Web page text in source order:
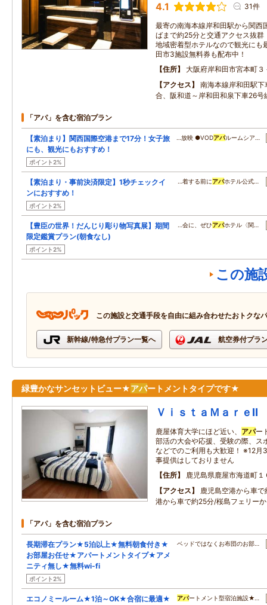
4.1 31件
最寄の南海本線岸和田駅から関西
ばまで約25分と交通アクセス抜
地域密着型ホテルなので観光にも
田市3施設無料券も配布中！
住所
大阪府岸和田市宮本町３
アクセス
南海本線岸和田駅
合、阪和道～岸和田和泉下車26号
「アパ」を含む宿泊プラン
【素泊まり】関西国際空港まで17分！女子旅
にも、観光にもおすすめ！
ポイント2%
…放映 ●VODアパルームシア…
【素泊まり・事前決済限定】1秒チェックイ
ンにおすすめ！
ポイント2%
…着する前にアパホテル公式…
【豊臣の世界！だんじり彫り物写真展】期間
限定鑑賞プラン(朝食なし)
ポイント2%
…会に、ぜひアパホテル〈関…
この施
この施設と交通手段を自由に組み合わせたおトクな
新幹線/特急付プラン一覧へ 航空券付プラ
緑豊かなサンセットビュー★アパートメントタイプです★
ＶｉｓｔａＭａｒｅⅡ
鹿屋体育大学にほど近い、 アパー
部活の大会や応援、受験の際、ス
などでのご利用も大歓迎！ ※12月
事提供はしておりません
住所
鹿児島県鹿屋市海道町１
アクセス
鹿児島空港から車
港から車で約25分/桜島フェリー
「アパ」を含む宿泊プラン
長期滞在プラン★5泊以上★無料朝食付き★
お部屋お任せ★アパートメントタイプ★アメ
ニティ無し★無料wi-fi
ポイント2%
ベッドではなくお布団のお部…
エコノミールーム★1泊～OK★合宿に最適★ アパートメント型宿泊施設★…